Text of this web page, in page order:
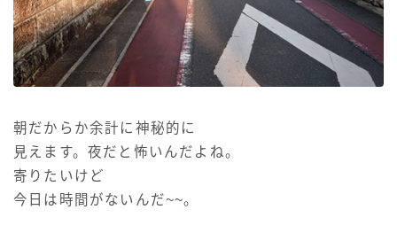
朝だからか余計に神秘的に
見えます。夜だと怖いんだよね。
寄りたいけど
今日は時間がないんだ~~。